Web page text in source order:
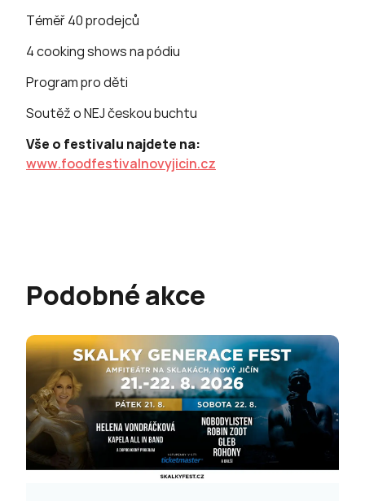
Téměř 40 prodejců
4 cooking shows na pódiu
Program pro děti
Soutěž o NEJ českou buchtu
Vše o festivalu najdete na:
www.foodfestivalnovyjicin.cz
Podobné akce